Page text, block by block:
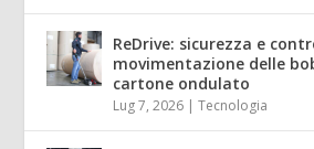
ReDrive: sicurezza e
movimentazione delle
cartone ondulato
Lug 7, 2026 |Tecnologia